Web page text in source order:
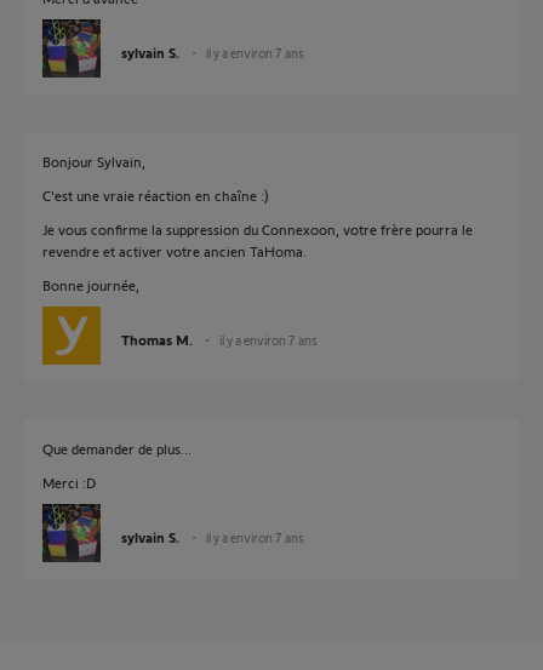
sylvain S. il y a environ 7 ans
Bonjour Sylvain,
C'est une vraie réaction en chaîne :)
Je vous confirme la suppression du Connexoon, votre frère pourra le
revendre et activer votre ancien TaHoma.
Bonne journée,
Thomas M. il y a environ 7 ans
Que demander de plus...
Merci :D
sylvain S. il y a environ 7 ans